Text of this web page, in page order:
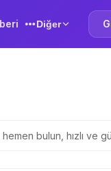
Diğer
bulun, hızlı ve